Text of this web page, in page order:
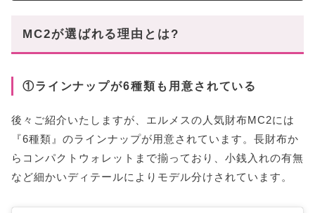
MC2が選ばれる理由とは?
①ラインナップが6種類も用意されている
後々ご紹介いたしますが、エルメスの人気財布MC2には
『6種類』のラインナップが用意されています。長財布か
らコンパクトウォレットまで揃っており、小銭入れの有無
など細かいディテールによりモデル分けされています。